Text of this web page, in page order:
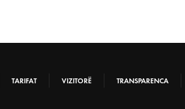
TARIFAT VIZITORË TRANSPARENCA